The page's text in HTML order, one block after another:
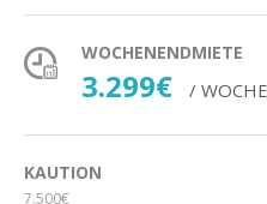
WOCHENENDMIETE
3.299€ /
KAUTION
7.500€